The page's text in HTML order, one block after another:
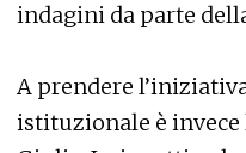
indagini da parte
A prendere
istituzionale è invece